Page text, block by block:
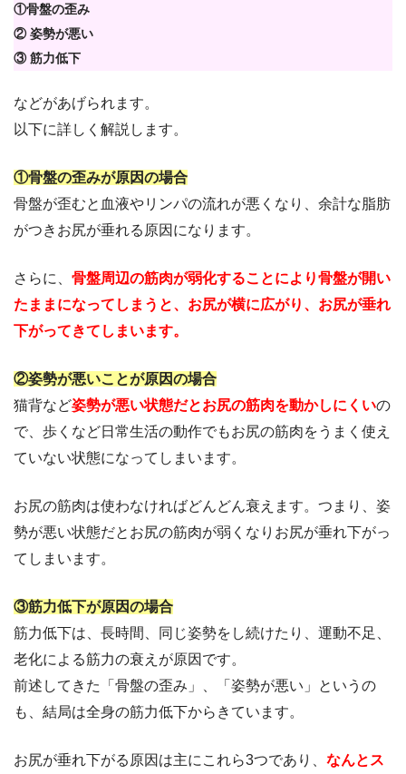
①骨盤の歪み
② 姿勢が悪い
③ 筋力低下
などがあげられます。
以下に詳しく解説します。
①骨盤の歪みが原因の場合
骨盤が歪むと血液やリンパの流れが悪くなり、余計な脂肪
がつきお尻が垂れる原因になります。
さらに、 骨盤周辺の筋肉が弱化することにより骨盤が開い
たままになってしまうと、お尻が横に広がり、お尻が垂れ
下がってきてしまいます。
②姿勢が悪いことが原因の場合
猫背など姿勢が悪い状態だとお尻の筋肉を動かしにくいの
で、歩くなど日常生活の動作でもお尻の筋肉をうまく使え
ていない状態になってしまいます。
お尻の筋肉は使わなければどんどん衰えます。つまり、姿
勢が悪い状態だとお尻の筋肉が弱くなりお尻が垂れ下がっ
てしまいます。
③筋力低下が原因の場合
筋力低下は、長時間、同じ姿勢をし続けたり、運動不足、
老化による筋力の衰えが原因です。
前述してきた「骨盤の歪み」、「姿勢が悪い」というの
も、結局は全身の筋力低下からきています。
お尻が垂れ下がる原因は主にこれら3つであり、 なんとス